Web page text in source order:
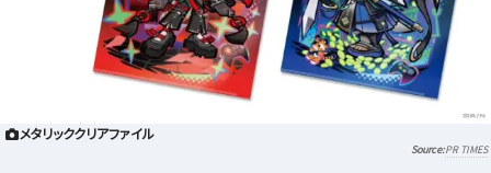
メタリッククリアファイル
PR TIMES